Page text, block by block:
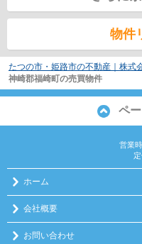
物件
たつの市・姫路市の不動産｜株式
神崎郡福崎町の売買物件
ペ
営業
ホーム
会社概要
お問い合わせ